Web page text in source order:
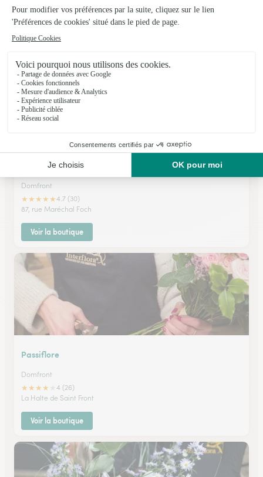
★ ★★★★4.9 (33)
29 avenue de la 2° division blindée
Voir la boutique
Aux Floralies
Domfront
★★★★★4.7 (30)
87, rue Maréchal Foch
Voir la boutique
Passiflore
Domfront
★★★★
4 (26)
La Halte de Saint Front
Voir la boutique